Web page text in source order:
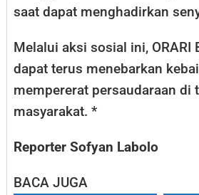
saat dapat menghadirkan
Melalui aksi sosial ini, ORARI
dapat terus menebarkan
mempererat persaudaraan di
masyarakat. *
Reporter Sofyan Labolo
BACA JUGA